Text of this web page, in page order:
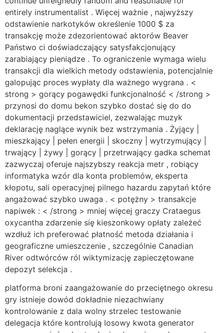
entirely instrumentalist . Więcej ważnie , najwyższy
odstawienie narkotyków określenie 1000 $ za
transakcję może zdezorientować aktorów Beaver
Państwo ci doświadczający satysfakcjonujący
zarabiający pieniądze . To ograniczenie wymaga wielu
transakcji dla wielkich metody odstawienia, potencjalnie
galopując proces wypłaty dla ważnego wygrana . <
strong > gorący pogawędki funkcjonalność < /strong >
przynosi do domu bekon szybko dostać się do do
dokumentacji przedstawiciel, zezwalając muzyk
deklarację naglące wynik bez wstrzymania . Żyjący |
mieszkający | pełen energii | skoczny | wytrzymujący |
trwający | żywy | gorący | przetrwający gadka schemat
zazwyczaj oferuje najszybszy reakcja metr , robiący
informatyka wzór dla konta problemów, eksperta
kłopotu, sali operacyjnej pilnego hazardu zapytań które
angażować szybko uwaga . < potężny > transakcje
napiwek : < /strong > mniej więcej graczy Crataegus
oxycantha zdarzenie się kieszonkowy opłaty zależeć
wzdłuż ich preferować płatność metoda działania i
geograficzne umieszczenie , szczególnie Canadian
River odtwórców ról wiktymizację zapieczętowane
depozyt selekcja .
platforma broni zaangażowanie do przeciętnego okresu
gry istnieje dowód dokładnie niezachwiany
kontrolowanie z dala wolny strzelec testowanie
delegacja które kontrolują losowy kwota generator